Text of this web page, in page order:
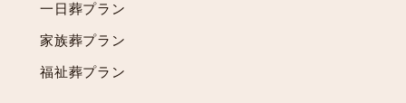
2023年6月
2023年5月
2023年4月
一日葬プラン
家族葬プラン
福祉葬プラン